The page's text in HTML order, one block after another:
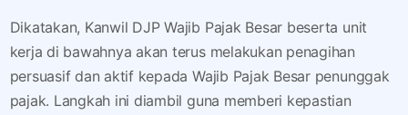
Dikatakan, Kanwil DJP Wajib Pajak Besar beserta unit
kerja di bawahnya akan terus melakukan penagihan
persuasif dan aktif kepada Wajib Pajak Besar penunggak
pajak. Langkah ini diambil guna memberi kepastian